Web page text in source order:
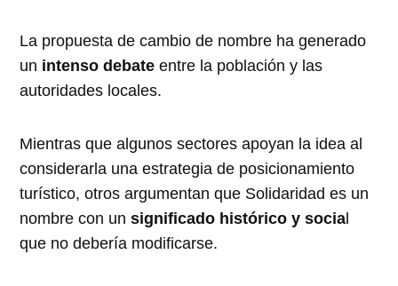
La propuesta de cambio de nombre ha generado
un intenso debateentre la población y las
autoridades locales.
Mientras que algunos sectores apoyan la idea al
considerarla una estrategia de posicionamiento
turístico, otros argumentan que Solidaridad es un
nombre con unsignificado histórico y social
que no debería modificarse.